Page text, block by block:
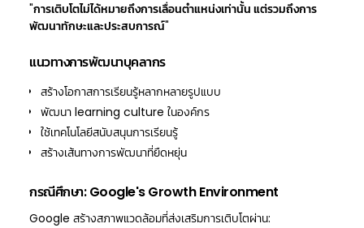
"การเติบโตไม่ได้หมายถึงการเลื่อนตำแหน่งเท่านั้น แต่รวมถึงการ
พัฒนาทักษะและประสบการณ์"
แนวทางการพัฒนาบุคลากร
สร้างโอกาสการเรียนรู้หลากหลายรูปแบบ
พัฒนา learning culture ในองค์กร
ใช้เทคโนโลยีสนับสนุนการเรียนรู้
สร้างเส้นทางการพัฒนาที่ยืดหยุ่น
กรณีศึกษา: Google's Growth Environment
Google สร้างสภาพแวดล้อมที่ส่งเสริมการเติบโตผ่าน: